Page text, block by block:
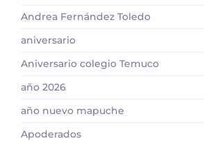
Andrea Fernández Toledo
aniversario
Aniversario colegio Temuco
año 2026
año nuevo mapuche
Apoderados